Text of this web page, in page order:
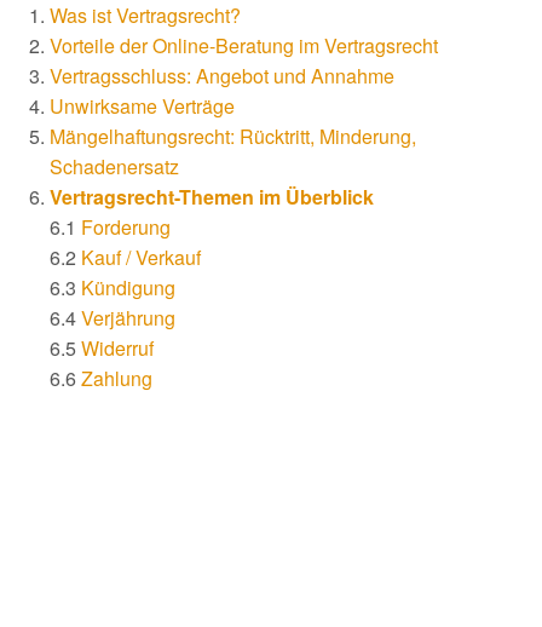
Was ist Vertragsrecht?
Vorteile der Online-Beratung im Vertragsrecht
Vertragsschluss: Angebot und Annahme
Unwirksame Verträge
Mängelhaftungsrecht: Rücktritt, Minderung,
Schadenersatz
Vertragsrecht-Themen im Überblick
6.1 Forderung
6.2 Kauf / Verkauf
6.3 Kündigung
6.4Verjährung
6.5Widerruf
6.6Zahlung